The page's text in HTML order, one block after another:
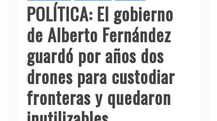
POLÍTICA: El gobierno
de Alberto Fernández
guardó por años dos
drones para custodiar
fronteras y quedaron